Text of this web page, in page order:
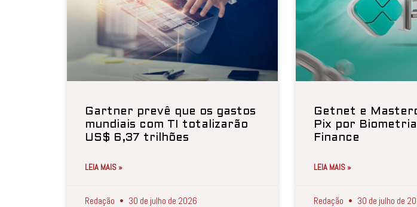
Gartner prevê que os gastos
mundiais com TI totalizarão
US$ 6,37 trilhões
LEIA MAIS »
Redação 30 de julho de 2026
Getnet e
Pix por
Finance
LEIA MAIS »
Redação 30 de julho de